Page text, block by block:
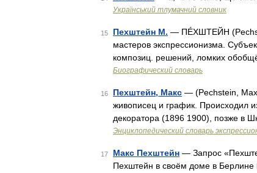
Український тлумачний словник
15 Пехштейн М. — ПÉХШТЕЙН
мастеров экспрессионизма.
композиц. решений, ломких
Биографический словарь
16 Пехштейн, Макс — (Pechstein,
живописец и график. Происходил
декоратора (1896 1900), позже в
Энциклопедический словарь
17 Макс Пехштейн — Запрос
Пехштейн в своём доме в Берлине